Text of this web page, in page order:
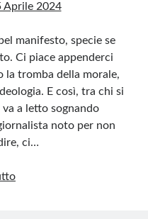
Aprile 2024
manifesto, specie se
Ci piace appenderci
la tromba della morale,
E così, tra chi si
a letto sognando
noto per non
ci…
Le